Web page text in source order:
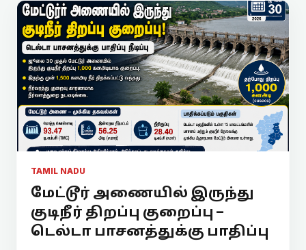
TAMIL NADU
மேட்டூர் அணையில் இருந்து
குடிநீர் திறப்பு குறைப்பு –
டெல்டா பாசனத்துக்கு பாதிப்பு